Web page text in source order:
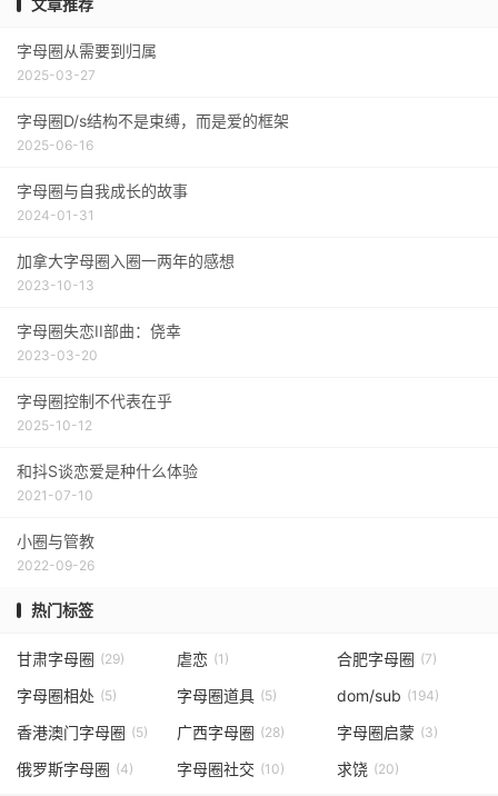
文章推荐
字母圈从需要到归属
2025-03-27
字母圈D/s结构不是束缚，而是爱的框架
2025-06-16
字母圈与自我成长的故事
2024-01-31
加拿大字母圈入圈一两年的感想
2023-10-13
字母圈失恋II部曲：侥幸
2023-03-20
字母圈控制不代表在乎
2025-10-12
和抖S谈恋爱是种什么体验
2021-07-10
小圈与管教
2022-09-26
热门标签
甘肃字母圈 (29) 虐恋 (1) 合肥字母圈 (7)
字母圈相处 (5) 字母圈道具 (5) dom/sub (194)
香港澳门字母圈 (5) 广西字母圈 (28) 字母圈启蒙 (3)
俄罗斯字母圈 (4) 字母圈社交 (10) 求饶 (20)